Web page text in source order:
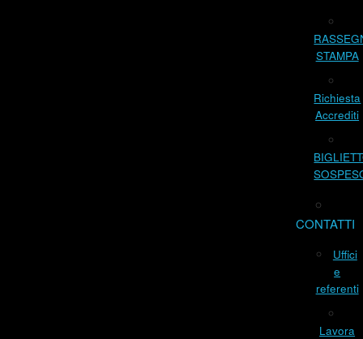
STAMPA
Richiesta
Accrediti
CONTATTI
Uffici
e
referenti
Lavora